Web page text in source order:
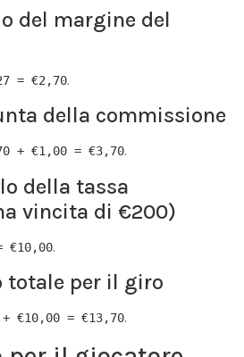
del margine del
= €2,70.
della commissione
+ €1,00 = €3,70.
della tassa
vincita di €200)
€10,00.
totale per il giro
€10,00 = €13,70.